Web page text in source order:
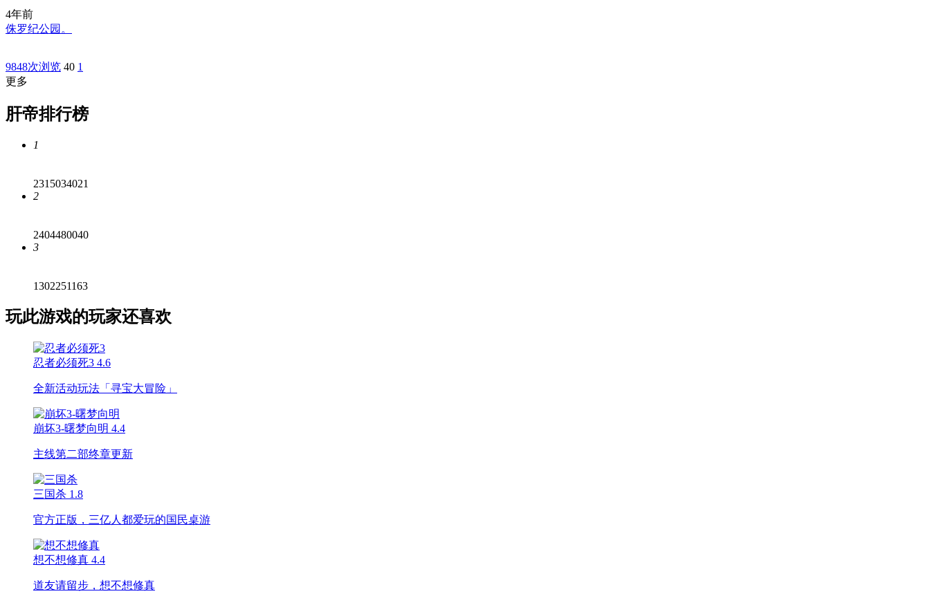
4年前
侏罗纪公园。
9848次浏览 40 1
更多
肝帝排行榜
1
2315034021
2
2404480040
3
1302251163
玩此游戏的玩家还喜欢
忍者必须死3 4.6
全新活动玩法「寻宝大冒险」
崩坏3-曙梦向明 4.4
主线第二部终章更新
三国杀 1.8
官方正版，三亿人都爱玩的国民桌游
想不想修真 4.4
道友请留步，想不想修真